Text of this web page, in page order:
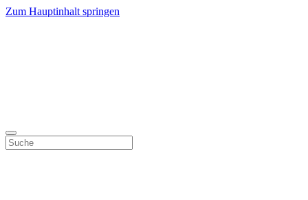
Zum Hauptinhalt springen